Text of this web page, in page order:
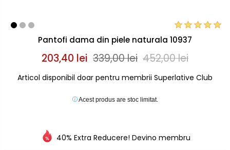
Pantofi dama din piele naturala 10937
203,40 lei 339,00 lei 452,00 lei
Articol disponibil doar pentru membrii Superlative Club
Acest produs are stoc limitat.
40% Extra Reducere! Devino membru